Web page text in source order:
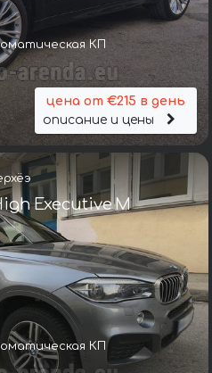
КП
цена от €215 в день
описание и цены
Executive M
КП